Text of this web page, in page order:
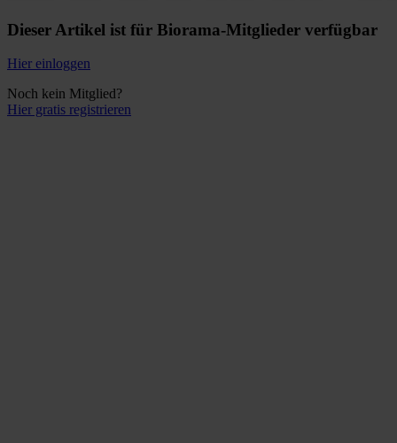
Dieser Artikel ist für Biorama-Mitglieder verfügbar
Hier einloggen
Noch kein Mitglied?
Hier gratis registrieren